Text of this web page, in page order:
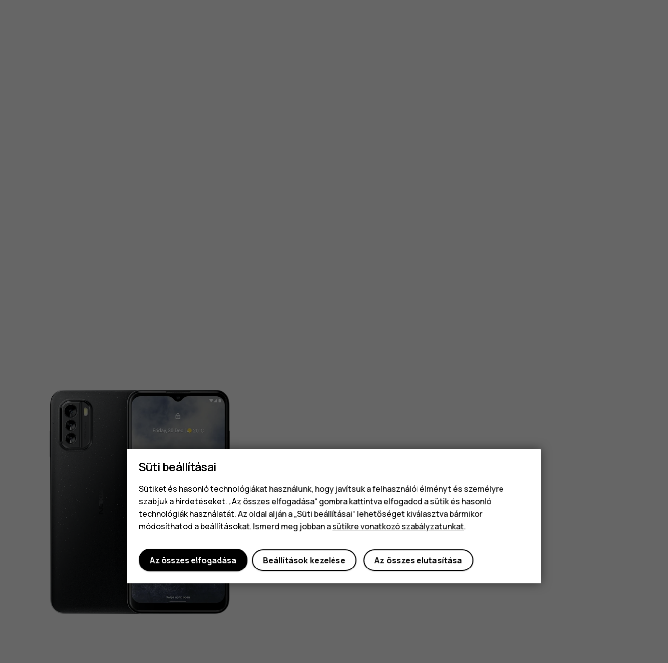
Süti beállításai
Sütiket és hasonló technológiákat használunk, hogy javítsuk a felhasználói élményt és személyre
szabjuk a hirdetéseket. „Az összes elfogadása“ gombra kattintva elfogadod a sütik és hasonló
technológiák használatát. Az oldal alján a „Süti beállításai“ lehetőséget kiválasztva bármikor
módosíthatod a beállításokat. Ismerd meg jobban asütikre vonatkozó szabályzatunkat.
Az összes elutasítása
Beállítások kezelése
Az összes elfogadása